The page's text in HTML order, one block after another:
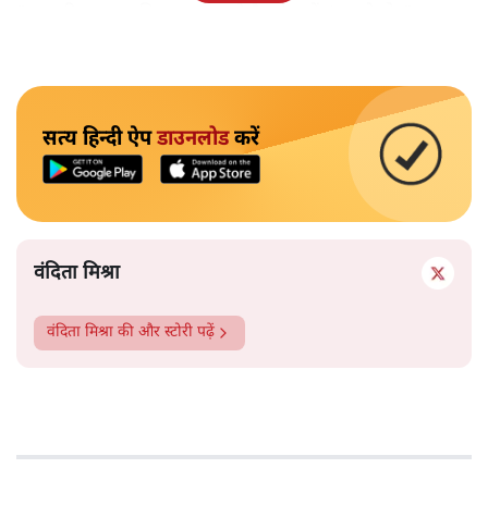
सत्य हिन्दी ऐपडाउनलोडकरें
वंदिता मिश्रा
वंदिता मिश्रा की और स्टोरी पढ़ें